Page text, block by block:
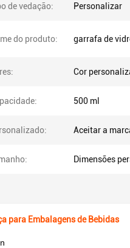
de vedação: Personalizar
do produto: garrafa de
Cor
500 ml
Aceitar a
Dimensões
para Embalagens de Bebidas